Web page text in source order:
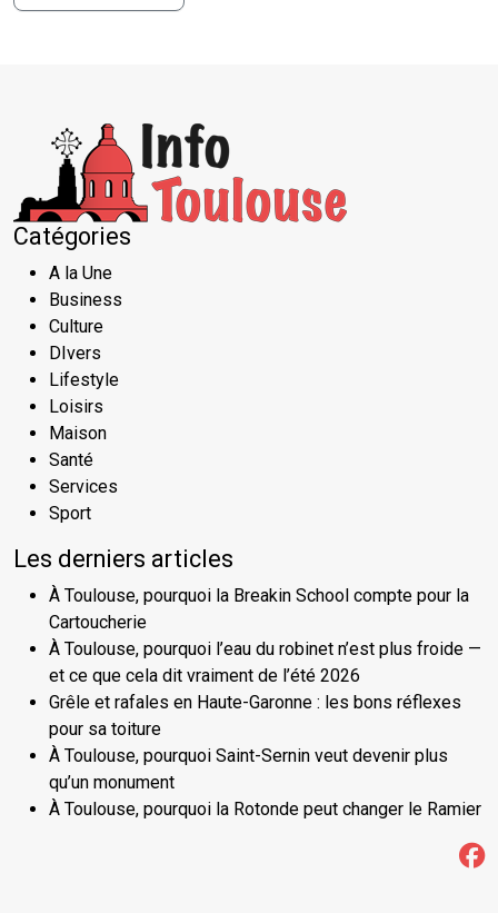
Catégories
A la Une
Business
Culture
DIvers
Lifestyle
Loisirs
Maison
Santé
Services
Sport
Les derniers articles
À Toulouse, pourquoi la Breakin School compte pour la
Cartoucherie
À Toulouse, pourquoi l’eau du robinet n’est plus froide —
et ce que cela dit vraiment de l’été 2026
Grêle et rafales en Haute-Garonne : les bons réflexes
pour sa toiture
À Toulouse, pourquoi Saint-Sernin veut devenir plus
qu’un monument
À Toulouse, pourquoi la Rotonde peut changer le Ramier